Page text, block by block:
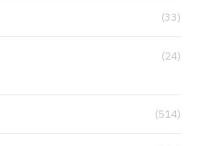
(33)
(24)
(514)